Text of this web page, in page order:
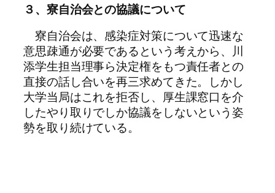
３、寮自治会との協議について
寮自治会は、感染症対策について迅速な
意思疎通が必要であるという考えから、川
添学生担当理事ら決定権をもつ責任者との
直接の話し合いを再三求めてきた。しかし
大学当局はこれを拒否し、厚生課窓口を介
したやり取りでしか協議をしないという姿
勢を取り続けている。